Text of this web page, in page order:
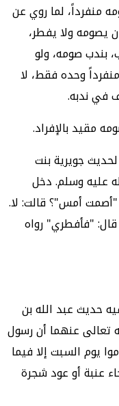
منفرداً، لما روي عن
يصومه ولا يفطر،
بندب صومه، ولو
وحده فقط، لا
في ندبه.
مقيد بالإفراد.
جويرية بنت
عليه وسلم. دخل
أمس"؟ قالت: لا.
"فأفطري" رواه
حديث عبد الله بن
تعالى عنهما أن رسول
يوم السبت إلا فيما
عنبة أو عود شجرة